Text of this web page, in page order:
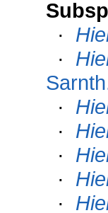
·
·
·
·
·
·
·